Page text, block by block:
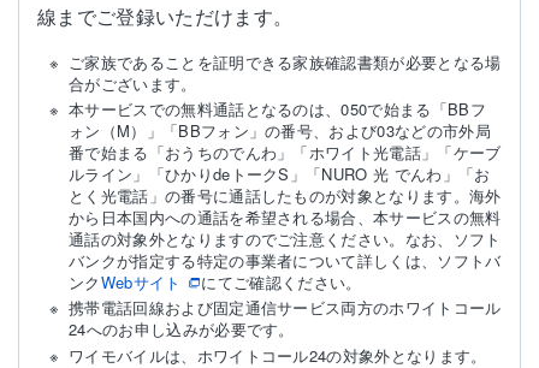
線までご登録いただけます。
ご家族であることを証明できる家族確認書類が必要となる場
合がございます。
本サービスでの無料通話となるのは、050で始まる「BBフ
ォン（M）」「BBフォン」の番号、および03などの市外局
番で始まる「おうちのでんわ」「ホワイト光電話」「ケーブ
ルライン」「ひかりdeトークS」「NURO 光 でんわ」「お
とく光電話」の番号に通話したものが対象となります。海外
から日本国内への通話を希望される場合、本サービスの無料
通話の対象外となりますのでご注意ください。なお、ソフト
バンクが指定する特定の事業者について詳しくは、ソフトバ
ンクWebサイト
にてご確認ください。
携帯電話回線および固定通信サービス両方のホワイトコール
24へのお申し込みが必要です。
ワイモバイルは、ホワイトコール24の対象外となります。